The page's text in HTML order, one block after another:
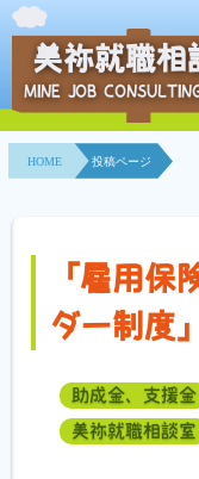
HOME
事業所紹介
相談室とは？
地域連携事業
美祢就職相
MINE JOB
HOME 投稿ページ
「雇用保
ダー制度
助成金、支援金
美祢就職相談室